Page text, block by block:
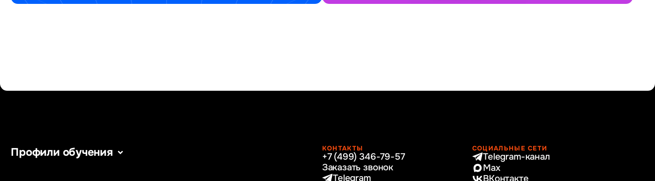
Профили обучения КОНТАКТЫ
+7 (499) 346-79-57
Заказать звонок
Telegram
СОЦИАЛЬНЫЕ СЕТИ
Telegram-канал
Max
ВКонтакте